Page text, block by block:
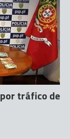
tráfico de